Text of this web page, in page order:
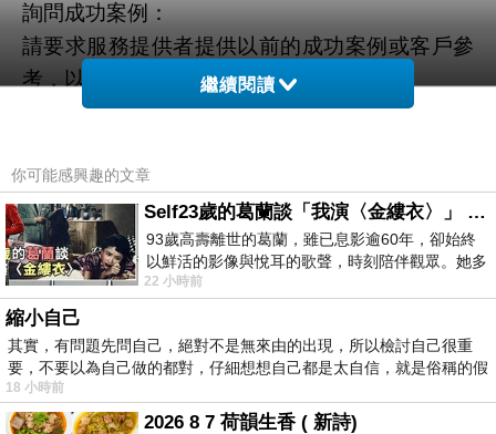
詢問成功案例：
請要求服務提供者提供以前的成功案例或客戶參
考，以瞭解他們的實際業績。
建立有效溝通：
夠順利合作並實現共同的目標。
總之，選擇適合的開公司推薦的決策分析服務需
要仔細考慮和研究。透過選擇合適的合作夥伴，
您可以為創業之旅提供寶貴的支援，提高成功的
機會。
局勢分析對於制訂成立公司流程至關重要，它的
好處如下：
市場洞察力：透過局勢分析，您可以深入了解市
繼續閱讀
你可能感興趣的文章
Self23歲的葛蘭談「我演〈金縷衣〉」 #戀上老電影 #粟子 #葛蘭
93歲高壽離世的葛蘭，雖已息影逾60年，卻始終
以鮮活的影像與悅耳的歌聲，時刻陪伴觀眾。她多
才多藝、陽光開朗的形象，不僅保留在電影
22 小時前
縮小自己
其實，有問題先問自己，絕對不是無來由的出現，所以檢討自己很重
要，不要以為自己做的都對，仔細想想自己都是太自信，就是俗稱的假
18 小時前
2026 8 7 荷韻生香 ( 新詩)